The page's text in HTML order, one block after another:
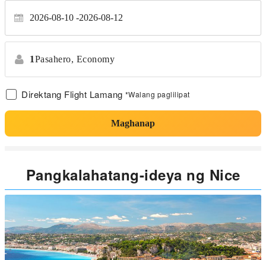
2026-08-10 2026-08-12
1Pasahero, Economy
Direktang Flight Lamang *Walang paglilipat
Maghanap
Pangkalahatang-ideya ng Nice